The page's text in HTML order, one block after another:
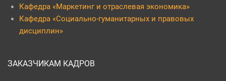
Кафедра «Маркетинг и отраслевая экономика»
Кафедра «Социально-гуманитарных и правовых
дисциплин»
ЗАКАЗЧИКАМ КАДРОВ